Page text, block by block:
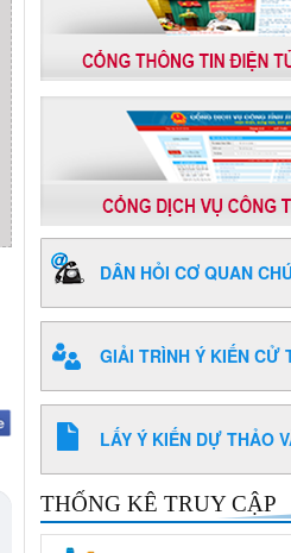
DÂN HỎI CƠ QUAN
GIẢI TRÌNH Ý KIẾN CỬ
LẤY Ý KIẾN DỰ THẢO
THỐNG KÊ TRUY CẬP